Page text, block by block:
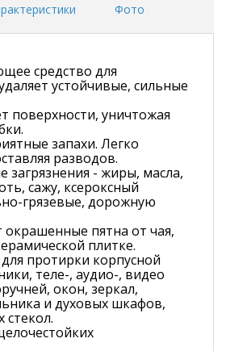
Фото
средство для
устойчивые, сильные
поверхности, уничтожая
запахи. Легко
разводов.
загрязнения - жиры, масла,
сажу, ксероксный
грязевые, дорожную
пятна от чая,
плитке.
протирки корпусной
теле-, аудио-, видео
окон, зеркал,
и духовых шкафов,